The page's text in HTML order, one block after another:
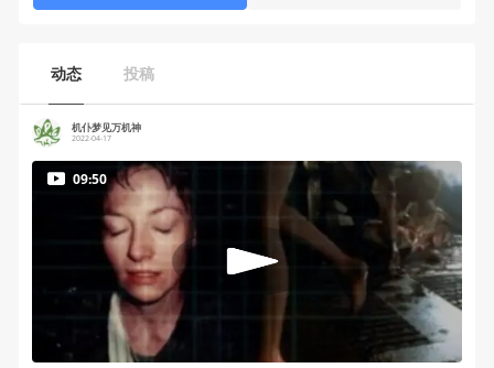
动态 投稿
机仆梦见万机神
2022-04-17
09:50